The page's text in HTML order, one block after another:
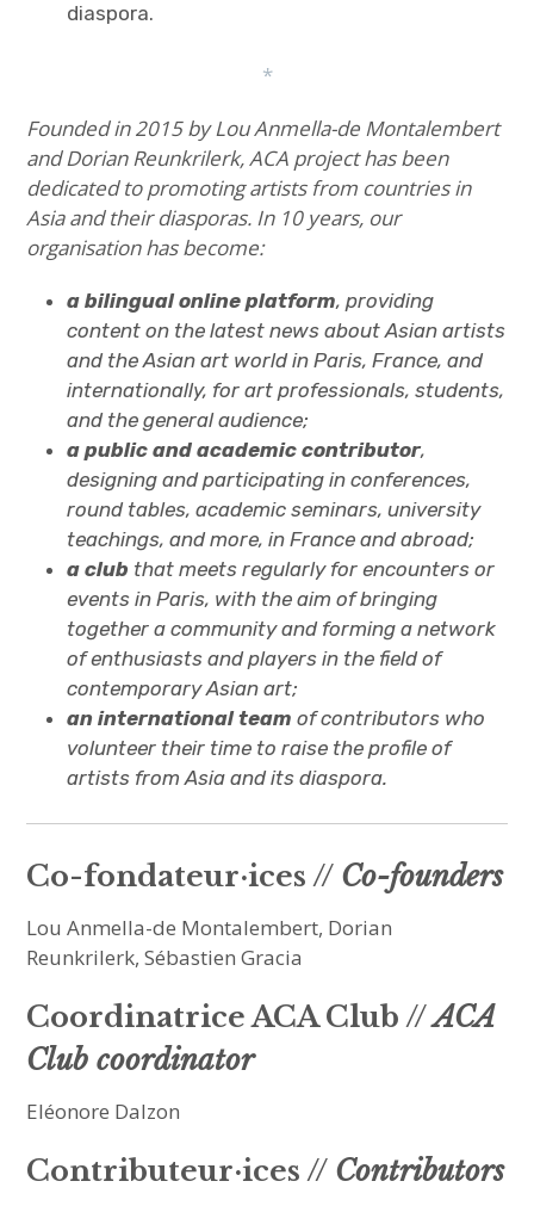
diaspora.
*
Founded in 2015 by Lou Anmella-de Montalembert
and Dorian Reunkrilerk, ACA project has been
dedicated to promoting artists from countries in
Asia and their diasporas. In 10 years, our
organisation has become:
a bilingual online platform, providing
content on the latest news about Asian artists
and the Asian art world in Paris, France, and
internationally, for art professionals, students,
and the general audience;
a public and academic contributor,
designing and participating in conferences,
round tables, academic seminars, university
teachings, and more, in France and abroad;
a club that meets regularly for encounters or
events in Paris, with the aim of bringing
together a community and forming a network
of enthusiasts and players in the field of
contemporary Asian art;
an international team of contributors who
volunteer their time to raise the profile of
artists from Asia and its diaspora.
Co-fondateur·ices // Co-founders
Lou Anmella-de Montalembert, Dorian
Reunkrilerk, Sébastien Gracia
Coordinatrice ACA Club //ACA
Club coordinator
Eléonore Dalzon
Contributeur·ices // Contributors